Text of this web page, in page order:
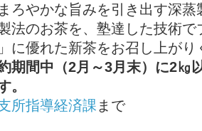
ろやかな旨みを引き出す深
法のお茶を、塾達した技術
に優れた新茶をお召し上がり
期間中（2月～3月末）に2㎏
。
所指導経済課 まで